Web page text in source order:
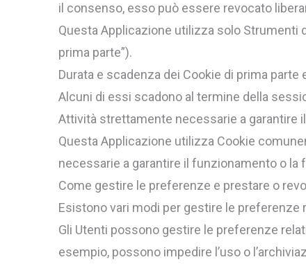
il consenso, esso può essere revocato
Questa Applicazione utilizza solo
prima parte”).
Durata e scadenza dei Cookie di prima
Alcuni di essi scadono al termine della
Attività strettamente necessarie a garantire
Questa Applicazione utilizza Cookie
necessarie a garantire il funzionamento o la
Come gestire le preferenze e prestare o
Esistono vari modi per gestire le
Gli Utenti possono gestire le preferenze
esempio, possono impedire l’uso o